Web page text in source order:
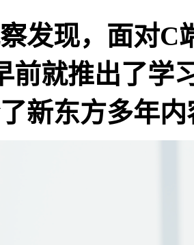
发现，面对C
前就推出了学
新东方多年